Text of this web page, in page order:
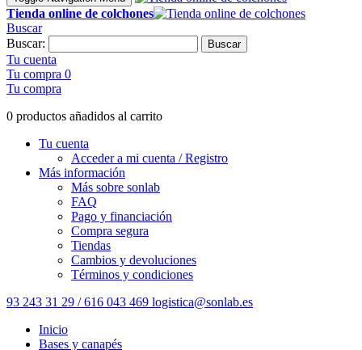
Tienda online de colchones
Buscar
Buscar:
Buscar
Tu cuenta
Tu compra 0
Tu compra
0 productos añadidos al carrito
Tu cuenta
Acceder a mi cuenta / Registro
Más información
Más sobre sonlab
FAQ
Pago y financiación
Compra segura
Tiendas
Cambios y devoluciones
Términos y condiciones
93 243 31 29 / 616 043 469 logistica@sonlab.es
Inicio
Bases y canapés